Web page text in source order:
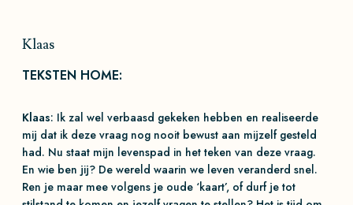
Klaas
TEKSTEN HOME:
Klaas: Ik zal wel verbaasd gekeken hebben en realiseerde
mij dat ik deze vraag nog nooit bewust aan mijzelf gesteld
had. Nu staat mijn levenspad in het teken van deze vraag.
En wie ben jij? De wereld waarin we leven veranderd snel.
Ren je maar mee volgens je oude ‘kaart’, of durf je tot